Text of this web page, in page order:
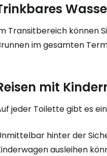
Transitbereich können
im gesamten
mit
jeder Toilette gibt es
hinter der
ausleihen